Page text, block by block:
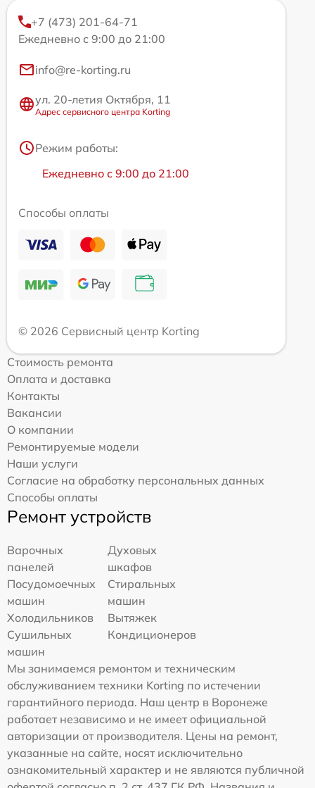
+7 (473) 201-64-71
Ежедневно с 9:00 до 21:00
info@re-korting.ru
ул. 20-летия Октября, 11
Адрес сервисного центра Korting
Режим работы:
Ежедневно с 9:00 до 21:00
Способы оплаты
© 2026 Сервисный центр Korting
Стоимость ремонта
Оплата и доставка
Контакты
Вакансии
О компании
Ремонтируемые модели
Наши услуги
Согласие на обработку персональных данных
Способы оплаты
Ремонт устройств
Варочных
панелей
Духовых
шкафов
Посудомоечных
машин
Стиральных
машин
Холодильников
Вытяжек
Сушильных
машин
Кондиционеров
Мы занимаемся ремонтом и техническим
обслуживанием техники Korting по истечении
гарантийного периода. Наш центр в Воронеже
работает независимо и не имеет официальной
авторизации от производителя. Цены на ремонт,
указанные на сайте, носят исключительно
ознакомительный характер и не являются публичной